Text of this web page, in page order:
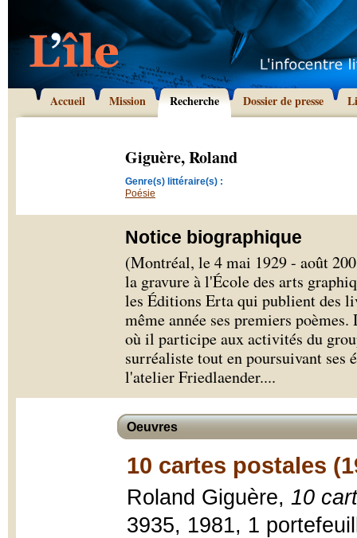
Accueil Mission Recherche Dossier de presse
Giguère, Roland
Genre(s) littéraire(s) :
Poésie
Notice biographique
(Montréal, le 4 mai 1929 - août
la gravure à l'École des arts
les Éditions Erta qui publient des
même année ses premiers
où il participe aux activités du
surréaliste tout en poursuivant ses
l'atelier Friedlaender....
Oeuvres
10 cartes postales
Roland Giguère, 10
3935, 1981, 1